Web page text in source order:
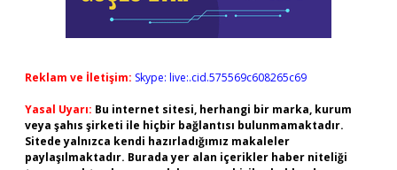
Reklam ve İletişim: Skype: live:.cid.575569c608265c69
Yasal Uyarı: Bu internet sitesi, herhangi bir marka, kurum
veya şahıs şirketi ile hiçbir bağlantısı bulunmamaktadır.
Sitede yalnızca kendi hazırladığımız makaleler
paylaşılmaktadır. Burada yer alan içerikler haber niteliği